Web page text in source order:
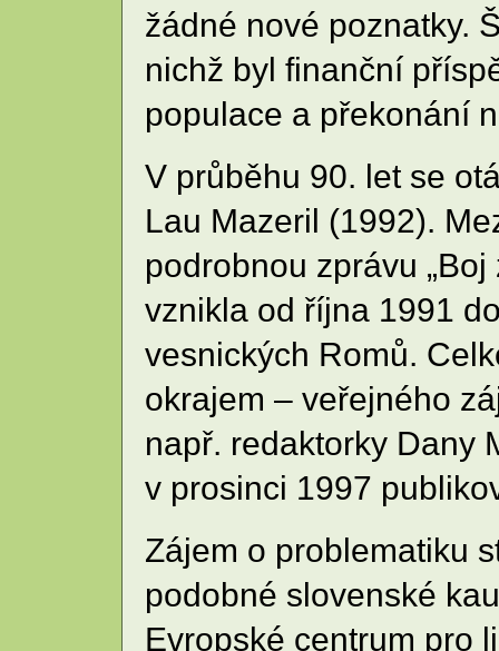
žádné nové poznatky.
nichž byl finanční
populace a překonání
V průběhu 90. let se
Lau Mazeril (1992).
podrobnou zprávu
vznikla od října 1991
vesnických Romů.
okrajem – veřejného
např. redaktorky Dany
v prosinci 1997
Zájem o problematiku
podobné slovenské
Evropské centrum pro